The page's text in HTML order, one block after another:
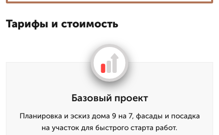
Тарифы и стоимость
Базовый проект
Планировка и эскиз дома 9 на 7, фасады и посадка
на участок для быстрого старта работ.